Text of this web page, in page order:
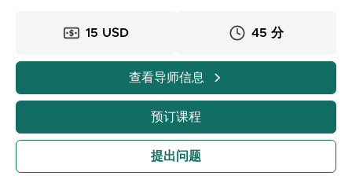
15 USD 45 分
查看导师信息
预订课程
提出问题